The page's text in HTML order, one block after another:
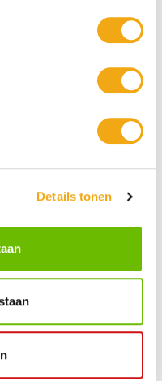
Details tonen
16.00 staat onze
tot leven worden